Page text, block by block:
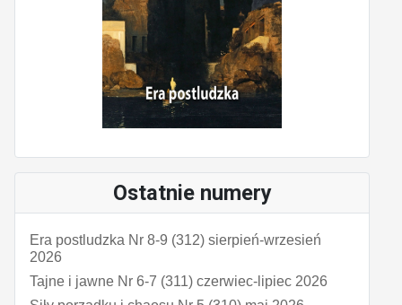
Ostatnie numery
Era postludzka Nr 8-9 (312) sierpień-wrzesień
2026
Tajne i jawne Nr 6-7 (311) czerwiec-lipiec 2026